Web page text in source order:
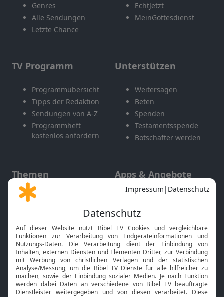
Genres
Alle Sendungen
Letzte Chance
EchtJetzt
MeinGottesdienst
TV Programm
Programmübersicht
Tipps der Redaktion
Sendungen von A-Z
Programmheft
kostenlos anfordern
Unterstützen
Weitersagen
Beten
Spenden
Testamentsspende
Botschafter werden
Themen
Gott und Bibel erklärt
Neuigkeiten
Apps & Angebote
Mobile App
Smart TV
HbbTV
Bibelthek Online-Bibel
Nächster Gottesdienst